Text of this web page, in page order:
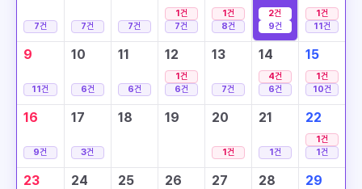
7건 7건 7건
1건
7건
1건
8건
2건
9건
1건
11건
9
11건
10
6건
11
6건
12
1건
6건
13
7건
14
4건
6건
15
1건
10건
16
9건
17
3건
18 19 20
1건
21
1건
22
1건
1건
23 24 25 26 27 28 29